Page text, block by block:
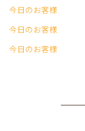
今日のお客様
今日のお客様
今日のお客様